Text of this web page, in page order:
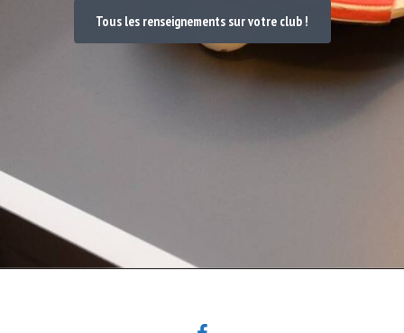
Tous les renseignements sur votre club !